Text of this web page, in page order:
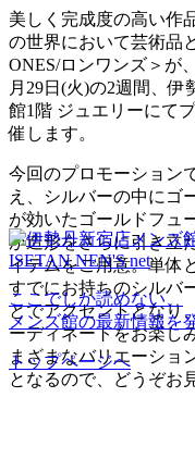
美しく完成度の高い作
の世界において芸術品
ONES/ロンワンズ＞が
月29日(火)の2週間、伊
館1階 ジュエリーにて
催します。
今回のプロモーション
え、シルバーの中にゴ
が効いたゴールドフュ
が造形をさらに引き立
イテムをご用意。単体
すでにお持ちのシルバ
とでアクセントとなり
ーディネートをお楽し
まざまなバリエーショ
となるので、どうぞお
ここでしか読めない、
メンズ館の最新情報を
トップページへ